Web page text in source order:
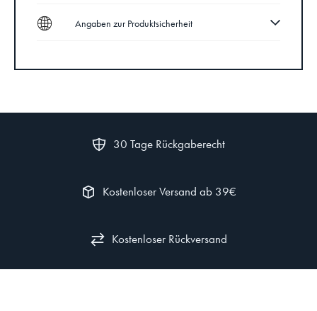
Angaben zur Produktsicherheit
30 Tage Rückgaberecht
Kostenloser Versand ab 39€
Kostenloser Rückversand